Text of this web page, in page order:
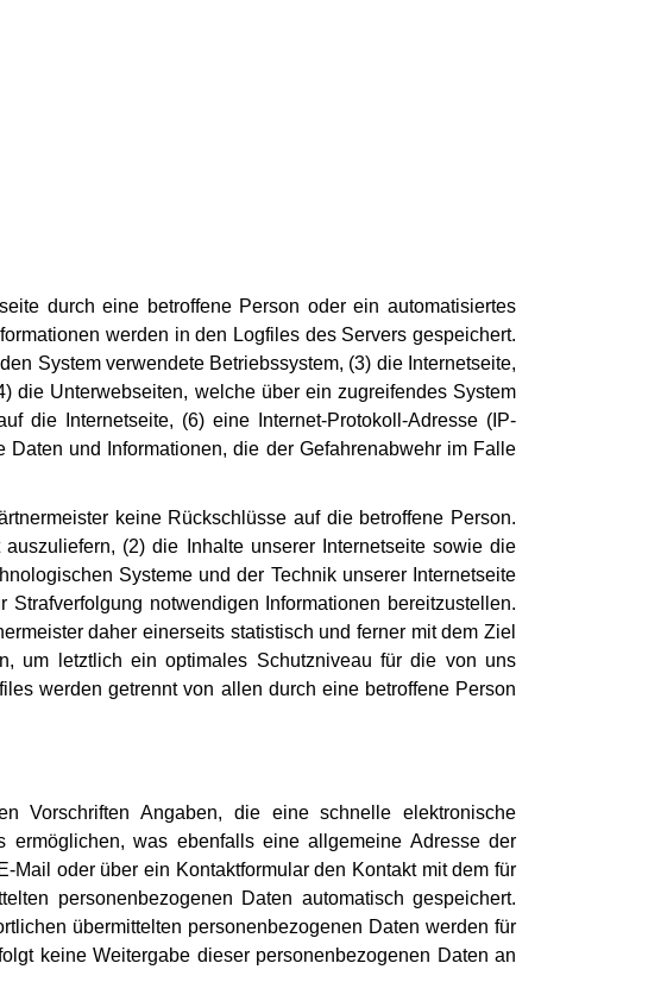
durch eine betroffene Person oder ein automatisiertes
werden in den Logfiles des Servers gespeichert.
System verwendete Betriebssystem, (3) die Internetseite,
die Unterwebseiten, welche über ein zugreifendes System
die Internetseite, (6) eine Internet-Protokoll-Adresse (IP-
und Informationen, die der Gefahrenabwehr im Falle
keine Rückschlüsse auf die betroffene Person.
(2) die Inhalte unserer Internetseite sowie die
Systeme und der Technik unserer Internetseite
notwendigen Informationen bereitzustellen.
daher einerseits statistisch und ferner mit dem Ziel
um letztlich ein optimales Schutzniveau für die von uns
werden getrennt von allen durch eine betroffene Person
Vorschriften Angaben, die eine schnelle elektronische
ermöglichen, was ebenfalls eine allgemeine Adresse der
Mail oder über ein Kontaktformular den Kontakt mit dem für
personenbezogenen Daten automatisch gespeichert.
übermittelten personenbezogenen Daten werden für
keine Weitergabe dieser personenbezogenen Daten an